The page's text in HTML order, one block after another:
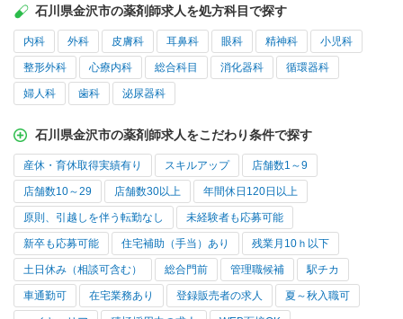
石川県金沢市の薬剤師求人を処方科目で探す
内科 外科 皮膚科 耳鼻科 眼科 精神科 小児科
整形外科 心療内科 総合科目 消化器科 循環器科
婦人科 歯科 泌尿器科
石川県金沢市の薬剤師求人をこだわり条件で探す
産休・育休取得実績有り スキルアップ 店舗数1～9
店舗数10～29 店舗数30以上 年間休日120日以上
原則、引越しを伴う転勤なし 未経験者も応募可能
新卒も応募可能 住宅補助（手当）あり 残業月10ｈ以下
土日休み（相談可含む） 総合門前 管理職候補 駅チカ
車通勤可 在宅業務あり 登録販売者の求人 夏～秋入職可